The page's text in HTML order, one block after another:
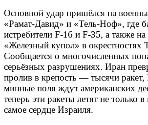
Основной удар пришёлся на
«Рамат-Давид» и «Тель-Ноф», где
истребители F-16 и F-35, а также
«Железный купол» в окрестностях
Сообщается о многочисленных
серьёзных разрушениях. Иран
пролив в крепость — тысячи
минные поля ждут американских
теперь эти ракеты летят не только
самое сердце Израиля.